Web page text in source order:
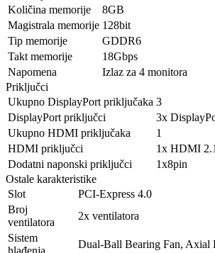
Količina memorije
8GB
Magistrala memorije 128bit
Tip memorije
GDDR6
Takt memorije
18Gbps
Napomena
Izlaz za 4 monitora
Priključci
Ukupno DisplayPort priključaka 3
DisplayPort priključci
3x
Ukupno HDMI priključaka
1
HDMI priključci
1x HDMI
Dodatni naponski priključci
1x8pin
Ostale karakteristike
Slot
PCI-Express 4.0
Broj
ventilatora
2x ventilatora
Sistem
hlađenja
Dual-Ball Bearing Fan, Axial